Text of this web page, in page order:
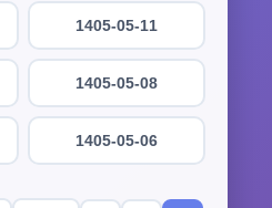
1405-05-11
1405-05-08
1405-05-06